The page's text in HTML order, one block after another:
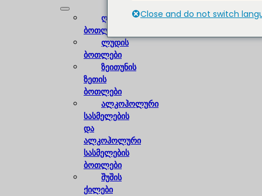
ღვინის
ბოთლები
ლუდის
ბოთლები
ზეითუნის
ზეთის
ბოთლები
ალკოჰოლური
სასმელების
და
ალკოჰოლური
სასმელების
ბოთლები
შუშის
ქილები
Close and do not switch